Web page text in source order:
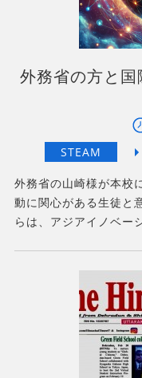
外務省の方と
外務省の山崎様が本校
動に関心がある生徒と
らは、アジアイノベー